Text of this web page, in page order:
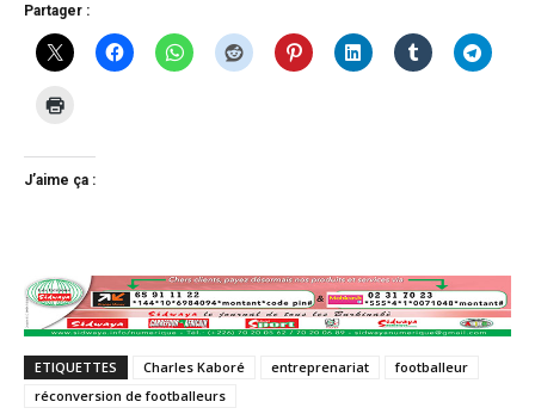
Partager :
J’aime ça :
ETIQUETTES Charles Kaboré entreprenariat
footballeur
réconversion de footballeurs